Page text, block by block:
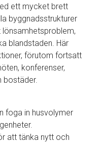
ett mycket brett
byggnadsstrukturer
blandstaden. Här
förutom fortsatt
konferenser,
bostäder.
foga in husvolymer
att tänka nytt och